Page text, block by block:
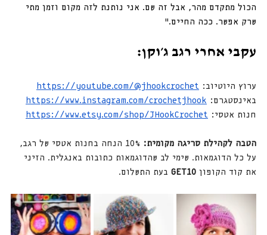
הכול מתקדם מהר, אבל זה שם. אני נותנת לזה מקום וזמן מתי
שרק אפשר. ככה החיים.”
עקבי אחרי רגב ג׳וקן:
ערוץ היוטיוב: https://youtube.com/@jhookcrochet
באינסטגרם: https://www.instagram.com/crochetjhook
חנות אטסי: https://www.etsy.com/shop/JHookCrochet
הטבה לקהילת סריגה מקומית:
10% הנחה בחנות אטסי של רגב,
על כל הדוגמאות. שימי לב שהדוגמאות כתובות באנגלית. הזיני
את קוד הקופון GET10 בעת התשלום.